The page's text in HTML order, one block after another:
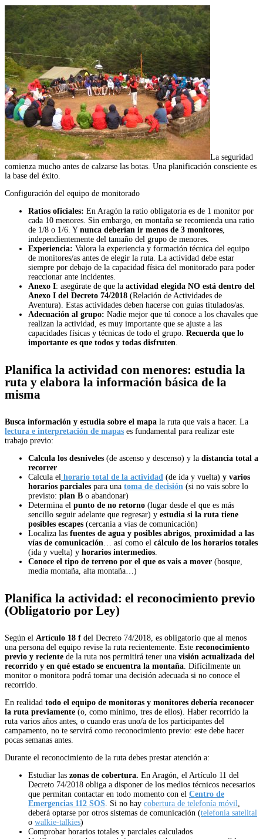
La seguridad
comienza mucho antes de calzarse las botas. Una planificación consciente es
la base del éxito.
Configuración del equipo de monitorado
Ratios oficiales: En Aragón la ratio obligatoria es de 1 monitor por
cada 10 menores. Sin embargo, en montaña se recomienda una ratio
de 1/8 o 1/6. Y nunca deberían ir menos de 3 monitores,
independientemente del tamaño del grupo de menores.
Experiencia: Valora la experiencia y formación técnica del equipo
de monitores/as antes de elegir la ruta. La actividad debe estar
siempre por debajo de la capacidad física del monitorado para poder
reaccionar ante incidentes.
Anexo I: asegúrate de que la actividad elegida NO está dentro del
Anexo I del Decreto 74/2018 (Relación de Actividades de
Aventura). Estas actividades deben hacerse con guías titulados/as.
Adecuación al grupo: Nadie mejor que tú conoce a los chavales que
realizan la actividad, es muy importante que se ajuste a las
capacidades físicas y técnicas de todo el grupo. Recuerda que lo
importante es que todos y todas disfruten.
Planifica la actividad con menores: estudia la
ruta y elabora la información básica de la
misma
Busca información y estudia sobre el mapa la ruta que vais a hacer. La
lectura e interpretación de mapas es fundamental para realizar este
trabajo previo:
Calcula los desniveles (de ascenso y descenso) y la distancia total a
recorrer
Calcula el horario total de la actividad (de ida y vuelta) y varios
horarios parciales para una toma de decisión (si no vais sobre lo
previsto: plan B o abandonar)
Determina el punto de no retorno (lugar desde el que es más
sencillo seguir adelante que regresar) y estudia si la ruta tiene
posibles escapes (cercanía a vías de comunicación)
Localiza las fuentes de agua y posibles abrigos proximidad a las
vías de comunicación … así como el cálculo de los horarios totales
(ida y vuelta) y horarios intermedios
Conoce el tipo de terreno por el que os vais a mover (bosque,
media montaña, alta montaña…)
Planifica la actividad: el reconocimiento previo
(Obligatorio por Ley)
Según el Artículo 18 f del Decreto 74/2018, es obligatorio que al menos
una persona del equipo revise la ruta recientemente. Este reconocimiento
previo y reciente de la ruta nos permitirá tener una visión actualizada del
recorrido y en qué estado se encuentra la montaña . Difícilmente un
monitor o monitora podrá tomar una decisión adecuada si no conoce el
recorrido.
En realidad todo el equipo de monitoras y monitores debería reconocer
la ruta previamente (o, como mínimo, tres de ellos). Haber recorrido la
ruta varios años antes, o cuando eras uno/a de los participantes del
campamento, no te servirá como reconocimiento previo: este debe hacer
pocas semanas antes.
Durante el reconocimiento de la ruta debes prestar atención a:
Estudiar las zonas de cobertura. En Aragón, el Artículo 11 del
Decreto 74/2018 obliga a disponer de los medios técnicos necesarios
que permitan contactar en todo momento con el Centro de
Emergencias 112 SOS . Si no hay cobertura de telefonía móvil
deberá optarse por otros sistemas de comunicación (telefonía satelital
o walkie-talkies)
Comprobar horarios totales y parciales calculados